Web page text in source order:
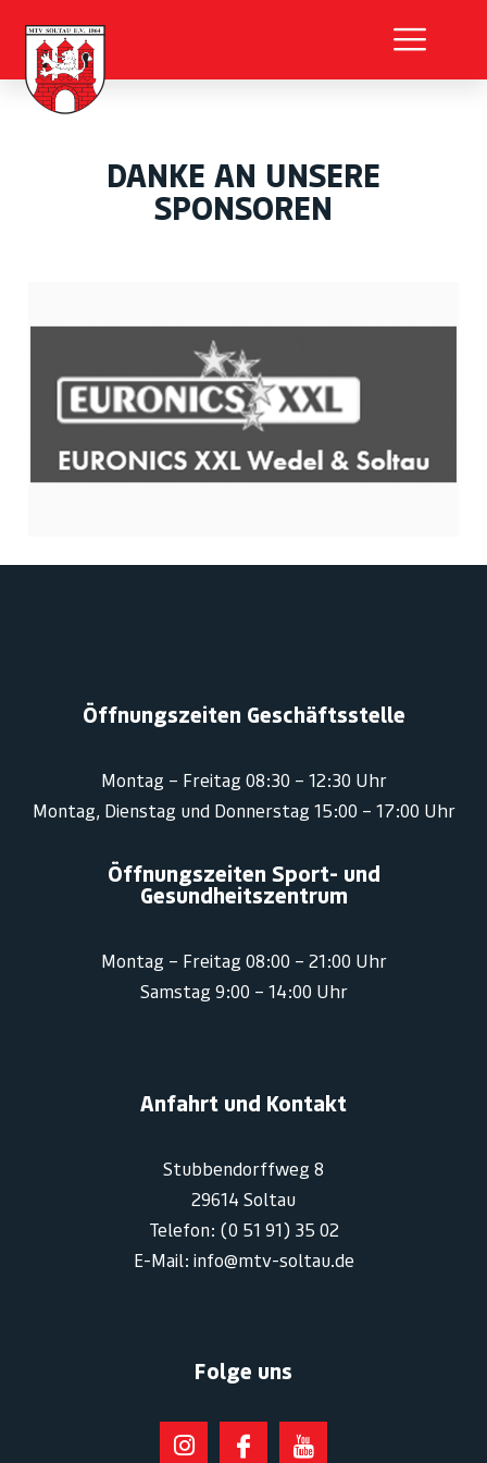
DANKE AN UNSERE
SPONSOREN
Öffnungszeiten Geschäftsstelle
Montag – Freitag 08:30 – 12:30 Uhr
Montag, Dienstag und Donnerstag 15:00 – 17:00 Uhr
Öffnungszeiten Sport- und
Gesundheitszentrum
Montag – Freitag 08:00 – 21:00 Uhr
Samstag 9:00 – 14:00 Uhr
Anfahrt und Kontakt
Stubbendorffweg 8
29614 Soltau
Telefon: (0 51 91) 35 02
E-Mail: info@mtv-soltau.de
Folge uns